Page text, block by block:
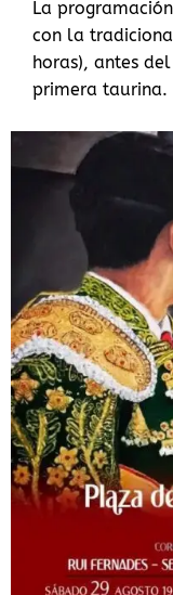
La
con la
horas), antes
primera taurina.